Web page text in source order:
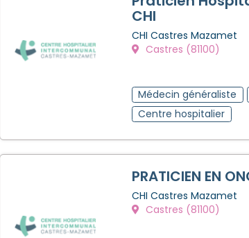
CHI
CHI Castres Mazamet
Castres (81100)
Médecin généraliste
Centre hospitalier
PRATICIEN EN
CHI Castres Mazamet
Castres (81100)